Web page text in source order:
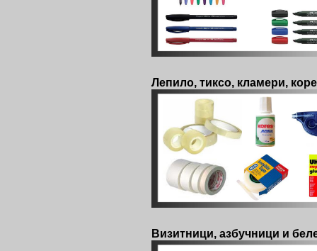
Лепило, тиксо, кламери,
Визитници, азбучници и